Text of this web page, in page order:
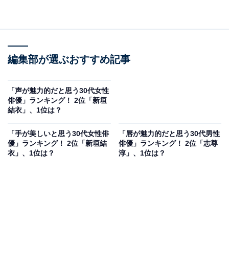
編集部が選ぶおすすめ記事
「声が魅力的だと思う30代女性
俳優」ランキング！ 2位「新垣
結衣」、1位は？
「手が美しいと思う30代女性俳
優」ランキング！ 2位「新垣結
衣」、1位は？
「唇が魅力的だと思う30代男性
俳優」ランキング！ 2位「志尊
淳」、1位は？